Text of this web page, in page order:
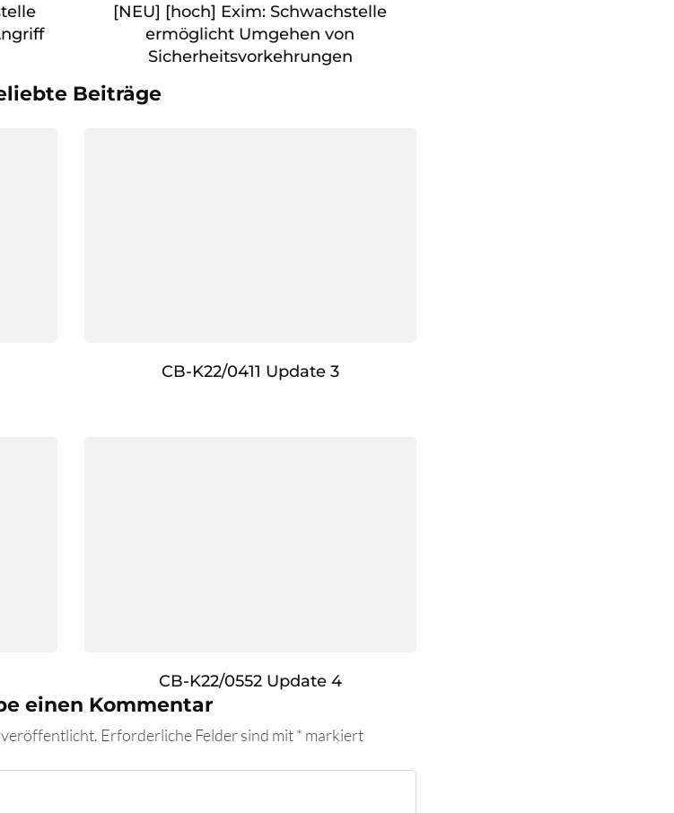
[NEU] [hoch] Exim: Schwachstelle
ermöglicht Umgehen von
Sicherheitsvorkehrungen
Beiträge
CB-K22/0411 Update 3
CB-K22/0552 Update 4
einen Kommentar
Erforderliche Felder sind mit* markiert